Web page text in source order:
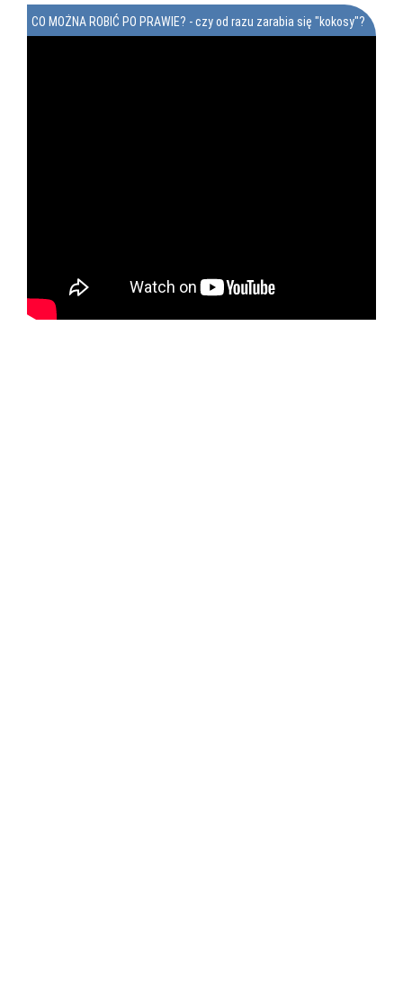
CO MOŻNA ROBIĆ PO PRAWIE? - czy od razu zarabia się "kokosy"?